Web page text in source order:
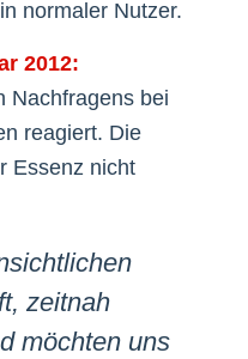
normaler Nutzer.
2012:
Nachfragens bei
reagiert. Die
Essenz nicht
zeitnah
möchten uns